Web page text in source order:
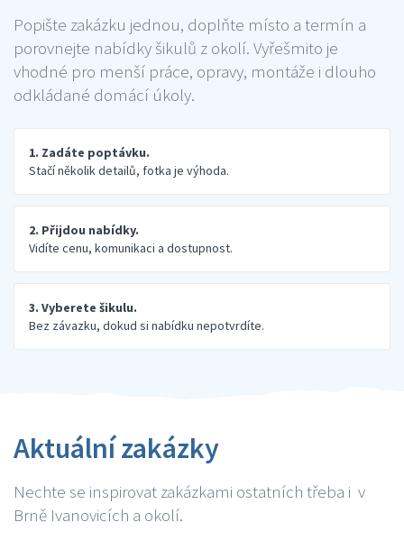
Popište zakázku jednou, doplňte místo a termín a
porovnejte nabídky šikulů z okolí. Vyřešmito je
vhodné pro menší práce, opravy, montáže i dlouho
odkládané domácí úkoly.
1. Zadáte poptávku.
Stačí několik detailů, fotka je výhoda.
2. Přijdou nabídky.
Vidíte cenu, komunikaci a dostupnost.
3. Vyberete šikulu.
Bez závazku, dokud si nabídku nepotvrdíte.
Aktuální zakázky
Nechte se inspirovat zakázkami ostatních třeba i v
Brně Ivanovicích a okolí.